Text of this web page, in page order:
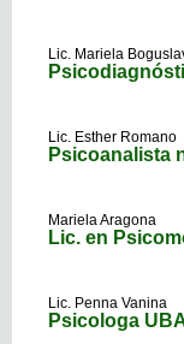
Lic. Mariela
Lic. Esther Romano
Psicoanalista
Mariela Aragona
Lic. en
Lic. Penna Vanina
Psicologa